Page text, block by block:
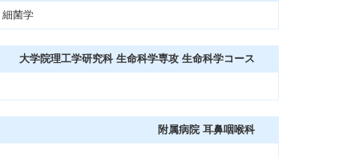
菌学
大学院理工学研究科 生命科学専攻 生命科学コース
附属病院 耳鼻咽喉科